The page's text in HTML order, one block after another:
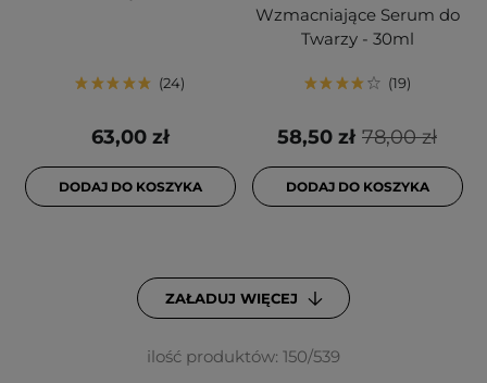
24
63,00 zł
DODAJ DO KOSZYKA
Wzmacniające Serum do
Twarzy - 30ml
19
78,00 zł
58,50 zł
DODAJ DO KOSZYKA
ZAŁADUJ WIĘCEJ
ilość produktów: 150/539